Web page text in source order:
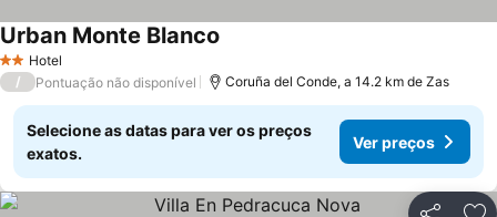
2 Estrelas
Hotel
Urban Monte Blanco
/ Pontuação não disponível Coruña del Conde, a 14.2 km de Zas
Selecione as datas para ver os preços
exatos.
Ver preços